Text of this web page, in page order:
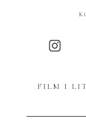
FILM I